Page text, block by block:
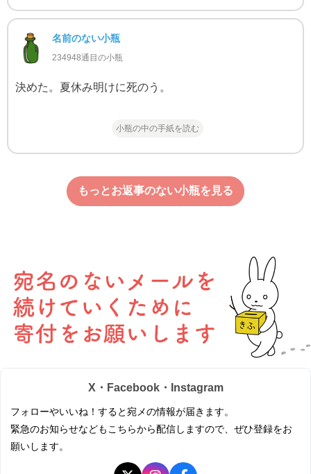
名前のない小瓶
234948通目の小瓶
決めた。夏休み明けに死のう。
小瓶の中の手紙を読む
もっとお返事のない小瓶を見る
X・Facebook・Instagram
フォローやいいね！すると宛メの情報が届きます。
緊急のお知らせなどもこちらから配信しますので、ぜひ登録をお
願いします。